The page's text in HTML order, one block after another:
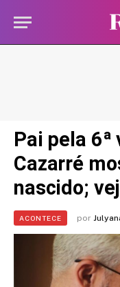
Pai pela 6ª
Cazarré
nascido;
ACONTECE por